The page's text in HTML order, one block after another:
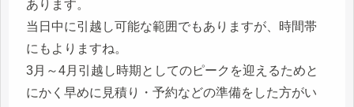
あります。
当日中に引越し可能な範囲でもありますが、時間帯
にもよりますね。
3月～4月引越し時期としてのピークを迎えるためと
にかく早めに見積り・予約などの準備をした方がい